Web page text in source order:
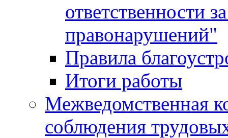
ответственности
правонарушений"
Правила
Итоги работы
Межведомственная
соблюдения